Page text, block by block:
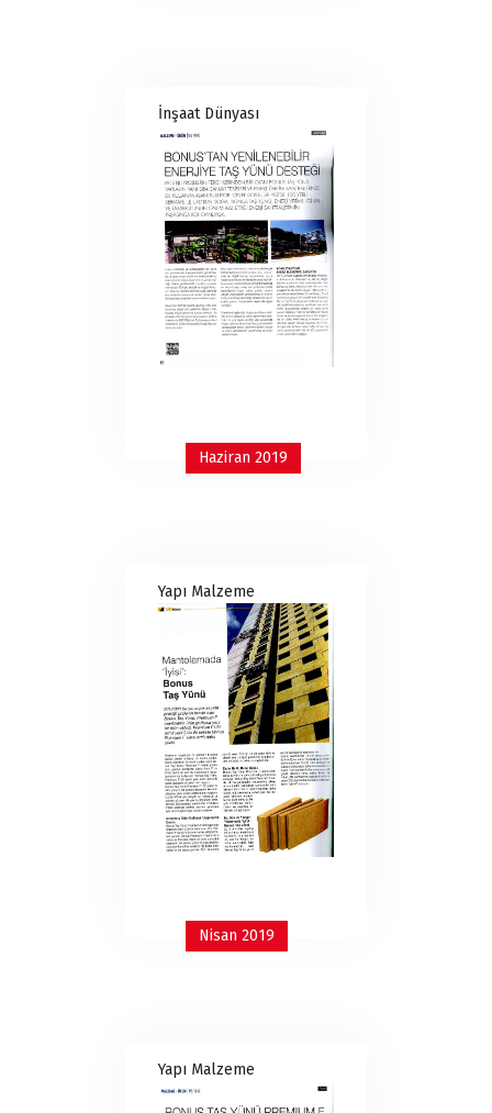
İnşaat Dünyası
Haziran 2019
Yapı Malzeme
Nisan 2019
Yapı Malzeme